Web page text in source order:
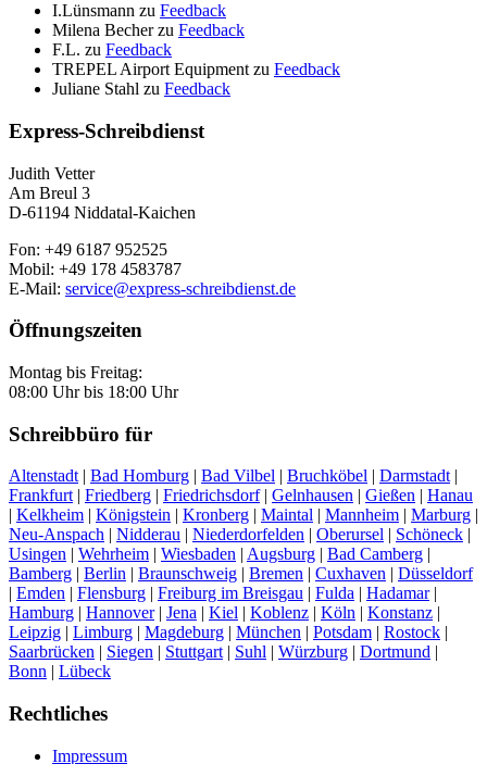
I.Lünsmann zu Feedback
Milena Becherzu Feedback
F.L. zu Feedback
TREPEL Airport Equipment zu Feedback
Juliane Stahl zu Feedback
Express-Schreibdienst
Judith Vetter
Am Breul 3
D-61194 Niddatal-Kaichen
Fon: +49 6187 952525
Mobil: +49 178 4583787
E-Mail: service@express-schreibdienst.de
Öffnungszeiten
Montag bis Freitag:
08:00 Uhr bis 18:00 Uhr
Schreibbüro für
Altenstadt | Bad Homburg | Bad Vilbel | Bruchköbel | Darmstadt |
Frankfurt | Friedberg | Friedrichsdorf| Gelnhausen | Gießen | Hanau
| Kelkheim | Königstein | Kronberg | Maintal | Mannheim | Marburg |
Neu-Anspach | Nidderau | Niederdorfelden | Oberursel | Schöneck |
Usingen | Wehrheim | Wiesbaden | Augsburg | Bad Camberg |
Bamberg | Berlin | Braunschweig | Bremen | Cuxhaven | Düsseldorf
| Emden | Flensburg | Freiburg im Breisgau | Fulda | Hadamar|
Hamburg | Hannover| Jena | Kiel | Koblenz | Köln | Konstanz |
Leipzig | Limburg | Magdeburg | München | Potsdam | Rostock |
Saarbrücken | Siegen | Stuttgart | Suhl | Würzburg | Dortmund |
Bonn | Lübeck
Rechtliches
Impressum